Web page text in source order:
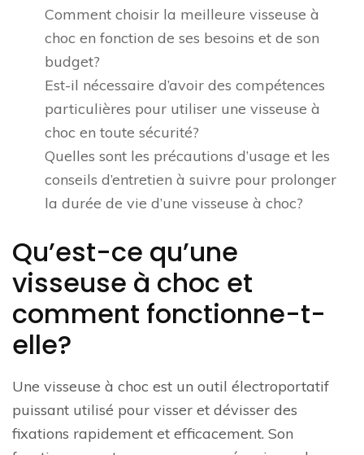
Comment choisir la meilleure visseuse à
choc en fonction de ses besoins et de son
budget?
Est-il nécessaire d’avoir des compétences
particulières pour utiliser une visseuse à
choc en toute sécurité?
Quelles sont les précautions d’usage et les
conseils d’entretien à suivre pour prolonger
la durée de vie d’une visseuse à choc?
Qu’est-ce qu’une
visseuse à choc et
comment fonctionne-t-
elle?
Une visseuse à choc est un outil électroportatif
puissant utilisé pour visser et dévisser des
fixations rapidement et efficacement. Son